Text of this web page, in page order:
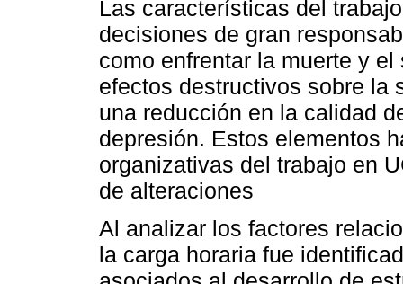
Las características del
decisiones de gran
como enfrentar la muerte y
efectos destructivos sobre la
una reducción en la calidad
depresión. Estos elementos
organizativas del trabajo en
de alteraciones
Al analizar los factores
la carga horaria fue